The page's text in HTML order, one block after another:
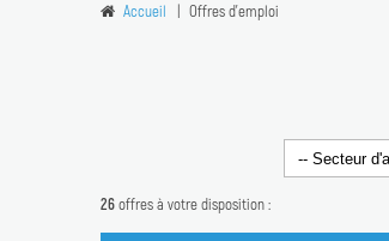
Accueil Offres d'emploi
26offres à votre disposition :